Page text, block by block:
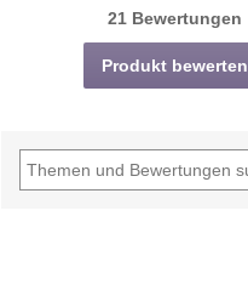
21 Bewertungen
Produkt bewerten